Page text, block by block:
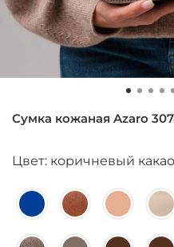
Сумка кожаная Azaro
Цвет: коричневый какао